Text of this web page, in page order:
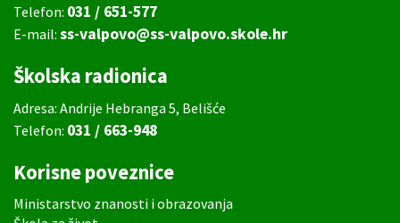
Telefon: 031 / 651-577
E-mail: ss-valpovo@ss-valpovo.skole.hr
Školska radionica
Adresa: Andrije Hebranga 5, Belišće
Telefon: 031 / 663-948
Korisne poveznice
Ministarstvo znanosti i obrazovanja